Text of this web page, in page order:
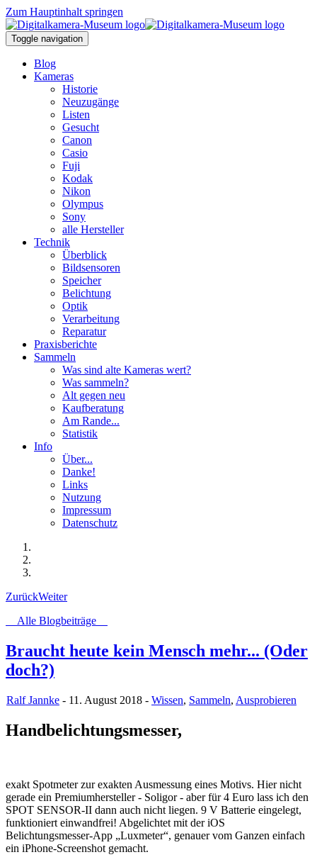
Zum Hauptinhalt springen
Toggle navigation
Blog
Kameras
Historie
Neuzugänge
Listen
Gesucht
Canon
Casio
Fuji
Kodak
Nikon
Olympus
Sony
alle Hersteller
Technik
Überblick
Bildsensoren
Speicher
Belichtung
Optik
Verarbeitung
Reparatur
Praxisberichte
Sammeln
Was sind alte Kameras wert?
Was sammeln?
Alt gegen neu
Kaufberatung
Am Rande...
Statistik
Info
Über...
Danke!
Links
Nutzung
Impressum
Datenschutz
ZurückWeiter
Alle Blogbeiträge
Braucht heute kein Mensch mehr... (Oder
doch?)
Ralf Jannke - 11. August 2018 - Wissen, Sammeln, Ausprobieren
Handbelichtungsmesser,
exakt Spotmeter zur exakten Ausmessung eines Motivs. Hier nicht
gerade ein Premiumhersteller - Soligor - aber für 4 Euro lass ich den
SPOT SENSOR-II dann auch nicht liegen. 9 V Batterie eingelegt,
funktioniert einwandfrei! Abgelichtet mit der iOS
Belichtungsmesser-App „Luxmeter“, genauer vom Ganzen einfach
ein iPhone-Screenshot gemacht.